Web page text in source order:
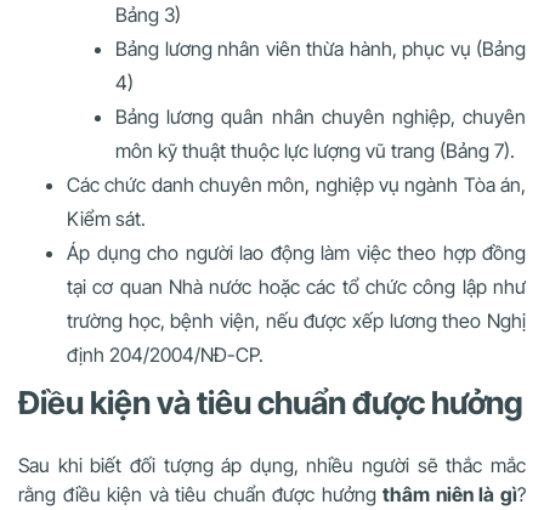
Bảng 3)
Bảng lương nhân viên thừa hành, phục vụ (Bảng
4)
Bảng lương quân nhân chuyên nghiệp, chuyên
môn kỹ thuật thuộc lực lượng vũ trang (Bảng 7).
Các chức danh chuyên môn, nghiệp vụ ngành Tòa án,
Kiểm sát.
Áp dụng cho người lao động làm việc theo hợp đồng
tại cơ quan Nhà nước hoặc các tổ chức công lập như
trường học, bệnh viện, nếu được xếp lương theo Nghị
định 204/2004/NĐ-CP.
Điều kiện và tiêu chuẩn được hưởng
Sau khi biết đối tượng áp dụng, nhiều người sẽ thắc mắc
rằng điều kiện và tiêu chuẩn được hưởngthâm niên là gì?